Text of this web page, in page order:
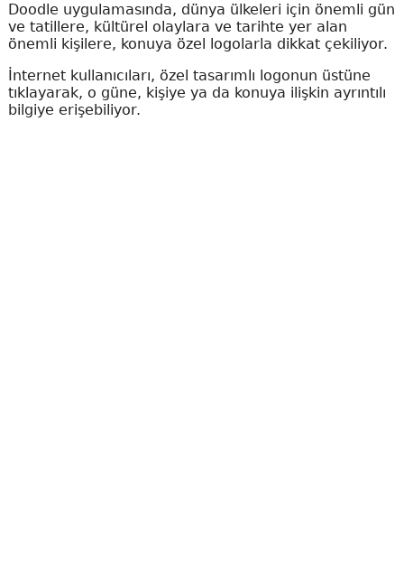
Doodle uygulamasında, dünya ülkeleri için önemli gün
ve tatillere, kültürel olaylara ve tarihte yer alan
önemli kişilere, konuya özel logolarla dikkat çekiliyor.
İnternet kullanıcıları, özel tasarımlı logonun üstüne
tıklayarak, o güne, kişiye ya da konuya ilişkin ayrıntılı
bilgiye erişebiliyor.